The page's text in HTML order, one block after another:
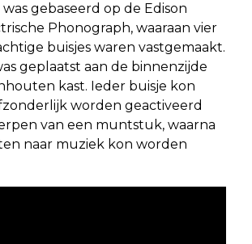
gebaseerd op de Edison
Phonograph, waaraan vier
buisjes waren vastgemaakt.
geplaatst aan de binnenzijde
kast. Ieder buisje kon
worden geactiveerd
van een muntstuk, waarna
naar muziek kon worden